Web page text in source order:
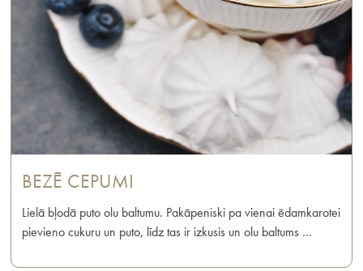
BEZĒ CEPUMI
Lielā bļodā puto olu baltumu. Pakāpeniski pa vienai ēdamkarotei
pievieno cukuru un puto, līdz tas ir izkusis un olu baltums …